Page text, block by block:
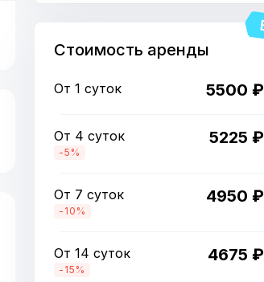
Стоимость аренды
От 1 суток 5500 ₽
От 4 суток
-5%
5225 ₽
От 7 суток
-10%
4950 ₽
От 14 суток
-15%
4675 ₽